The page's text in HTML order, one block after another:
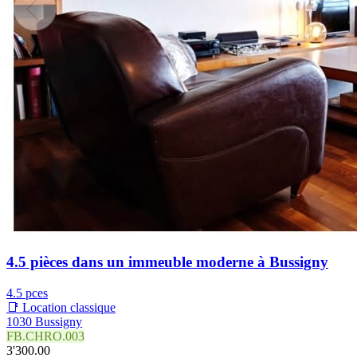
4.5 pièces dans un immeuble moderne à Bussigny
4.5 pces
📑 Location classique
1030 Bussigny
FB.CHRO.003
3'300.00